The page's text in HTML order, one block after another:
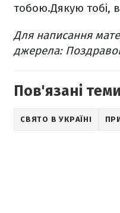
тобою.Дякую тобі,
Для написання
джерела:
Пов'язані
СВЯТО В УКРАЇНІ